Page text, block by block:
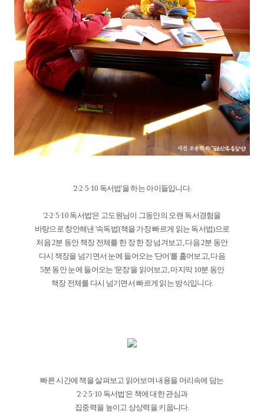
'2·2·5·10 독서법'을 하는 아이들입니다.
'2·2·5·10 독서법'은 고도원님이 그동안의 오랜 독서경험을
바탕으로 창안해낸 '속독법'(책을 가장 빠르게 읽는 독서법)으로
처음 2분 동안 책장 전체를 한 장 한 장 넘겨보고, 다음 2분 동안
다시 책장을 넘기면서 눈에 들어오는 '단어'를 훑어보고, 다음
5분 동안 눈에 들어오는 '문장'을 읽어보고, 마지막 10분 동안
책장 전체를 다시 넘기면서 빠르게 읽는 방식입니다.
빠른 시간에 책을 살펴보고 읽어보며 내용을 머리속에 담는
'2·2·5·10 독서법'은 책에 대한 관심과
집중력을 높이고 상상력을 키웁니다.